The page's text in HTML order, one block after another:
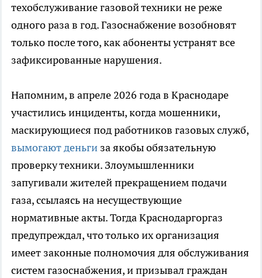
техобслуживание газовой техники не реже
одного раза в год. Газоснабжение возобновят
только после того, как абоненты устранят все
зафиксированные нарушения.
Напомним, в апреле 2026 года в Краснодаре
участились инциденты, когда мошенники,
маскирующиеся под работников газовых служб,
вымогают деньги за якобы обязательную
проверку техники. Злоумышленники
запугивали жителей прекращением подачи
газа, ссылаясь на несуществующие
нормативные акты. Тогда Краснодаргоргаз
предупреждал, что только их организация
имеет законные полномочия для обслуживания
систем газоснабжения, и призывал граждан